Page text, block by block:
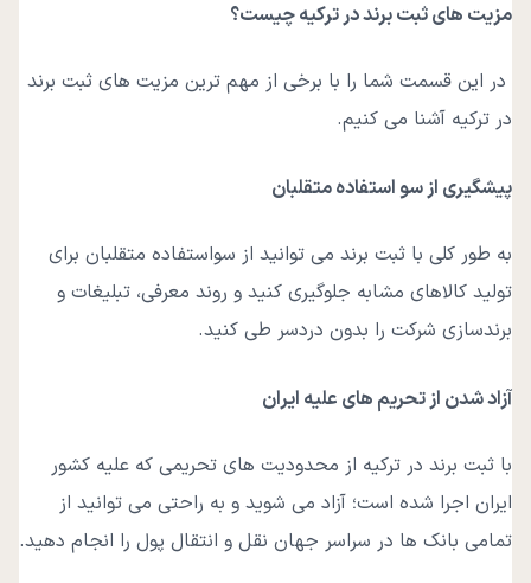
مزیت ‌های ثبت برند در ترکیه چیست؟
در این قسمت شما را با برخی از مهم ترین مزیت های ثبت برند
در ترکیه آشنا می کنیم.
پیشگیری از سو استفاده متقلبان
به طور کلی با ثبت برند می‌ توانید از سواستفاده متقلبان برای
تولید کالاهای مشابه جلوگیری کنید و روند معرفی، تبلیغات و
برندسازی شرکت را بدون دردسر طی کنید.
آزاد شدن از تحریم های علیه ایران
با ثبت برند در ترکیه از محدودیت‌ های تحریمی که علیه کشور
ایران اجرا شده است؛ آزاد می‌ شوید و به راحتی می ‌توانید از
تمامی بانک ‌ها در سراسر جهان نقل و انتقال پول را انجام دهید.